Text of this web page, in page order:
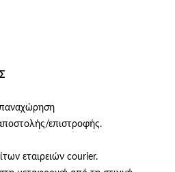
επιστροφής.
εταιρειών courier.